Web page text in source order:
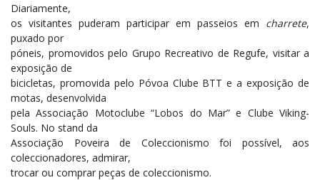
Diariamente,
os visitantes puderam participar em passeios em charrete,
puxado por
póneis, promovidos pelo Grupo Recreativo de Regufe, visitar a
exposição de
bicicletas, promovida pelo Póvoa Clube BTT e a exposição de
motas, desenvolvida
pela Associação Motoclube “Lobos do Mar” e Clube Viking-
Souls. No stand da
Associação Poveira de Coleccionismo foi possível, aos
coleccionadores, admirar,
trocar ou comprar peças de coleccionismo.